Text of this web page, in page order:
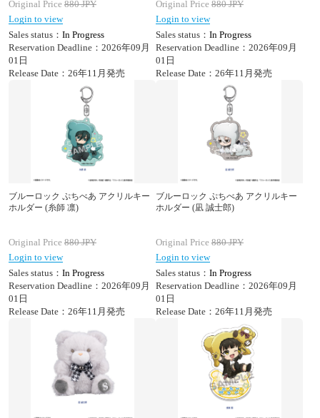
Original Price 880JPY
Login to view
Sales status： In Progress
Reservation Deadline：2026年09月
01日
Release Date：26年11月発売
Original Price 880JPY
Login to view
Sales status： In Progress
Reservation Deadline：2026年09月
01日
Release Date：26年11月発売
ブルーロック ぷちべあ アクリルキー
ホルダー (糸師 凛)
Original Price 880JPY
Login to view
Sales status： In Progress
Reservation Deadline：2026年09月
01日
Release Date：26年11月発売
ブルーロック ぷちべあ アクリルキー
ホルダー (凪 誠士郎)
Original Price 880JPY
Login to view
Sales status： In Progress
Reservation Deadline：2026年09月
01日
Release Date：26年11月発売